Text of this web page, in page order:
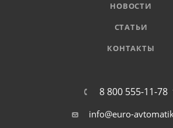
НОВОСТИ
СТАТЬИ
КОНТАКТЫ
8 800 555-11-78
info@euro-